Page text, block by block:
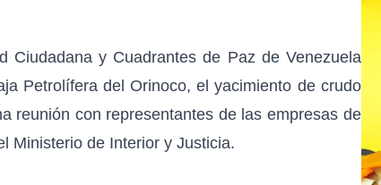
Ciudadana y Cuadrantes de Paz de Venezuela
Petrolífera del Orinoco, elyacimiento de crudo
reunión con representantes de las empresas de
Ministerio de Interior y Justicia.